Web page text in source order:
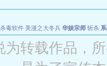
毒软件 美漫之大冬兵 华娱宗师 斩杀
市全能巨星 绝对交易 全职武神 位面复
为转载作品，